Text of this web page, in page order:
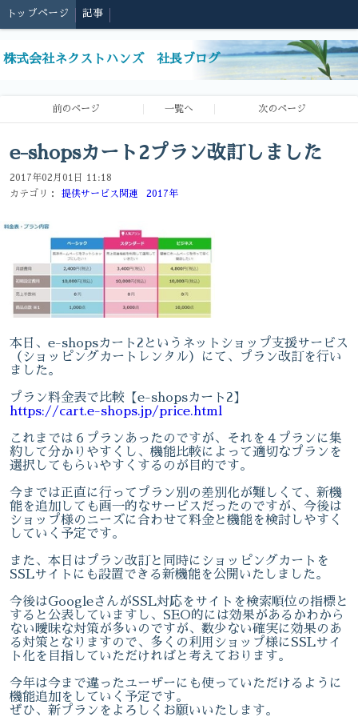
トップページ 記事
株式会社ネクストハンズ 社長ブログ
前のページ 一覧へ 次のページ
e-shopsカート2プラン改訂しました
2017年02月01日 11:18
カテゴリ：
提供サービス関連 2017年
本日、e-shopsカート2というネットショップ支援サービス
（ショッピングカートレンタル）にて、プラン改訂を行い
ました。
プラン料金表で比較【e-shopsカート2】
https://cart.e-shops.jp/price.html
これまでは６プランあったのですが、それを４プランに集
約して分かりやすくし、機能比較によって適切なプランを
選択してもらいやすくするのが目的です。
今までは正直に行ってプラン別の差別化が難しくて、新機
能を追加しても画一的なサービスだったのですが、今後は
ショップ様のニーズに合わせて料金と機能を検討しやすく
していく予定です。
また、本日はプラン改訂と同時にショッピングカートを
SSLサイトにも設置できる新機能を公開いたしました。
今後はGoogleさんがSSL対応をサイトを検索順位の指標と
すると公表していますし、SEO的には効果があるかわから
ない曖昧な対策が多いのですが、数少ない確実に効果のあ
る対策となりますので、多くの利用ショップ様にSSLサイ
ト化を目指していただければと考えております。
今年は今まで違ったユーザーにも使っていただけるように
機能追加をしていく予定です。
ぜひ、新プランをよろしくお願いいたします。